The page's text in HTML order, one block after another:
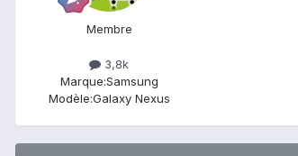
Membre
3,8k
Marque:Samsung
Modèle:Galaxy Nexus